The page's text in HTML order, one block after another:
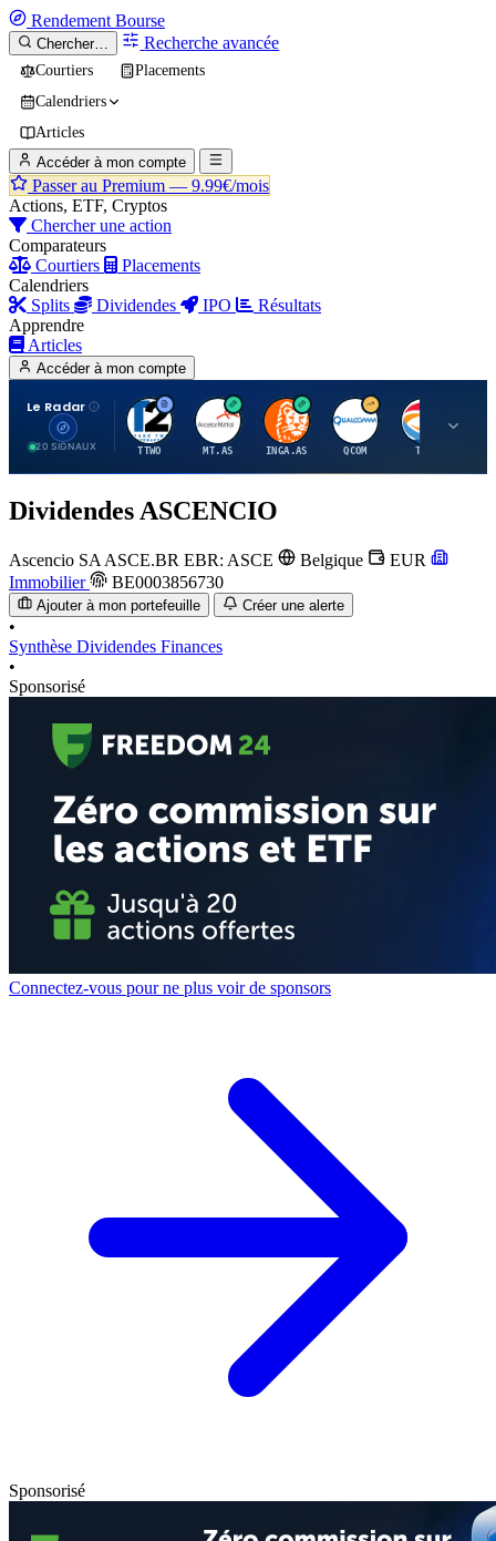
Rendement Bourse
Chercher… Recherche avancée
Courtiers
Placements
Calendriers
Articles
Accéder à mon compte
Passer au Premium — 9.99€/mois
Actions, ETF, Cryptos
Chercher une action
Comparateurs
Courtiers
Placements
Calendriers
Splits
Dividendes IPO
Résultats
Apprendre
Articles
Accéder à mon compte
Le Radar
20 SIGNAUX
T
TTWO
A
MT.AS
I
INGA.AS
Q
QCOM
T
TTE
Dividendes ASCENCIO
Ascencio SA ASCE.BR EBR: ASCE Belgique
EUR
Immobilier
BE0003856730
Ajouter à mon portefeuille Créer une alerte
•
Synthèse Dividendes Finances
•
Sponsorisé
Connectez-vous pour ne plus voir de sponsors
Sponsorisé